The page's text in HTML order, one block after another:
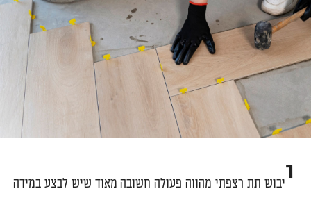
ייבוש תת רצפתי מהווה פעולה חשובה מאוד שיש לבצע במידה